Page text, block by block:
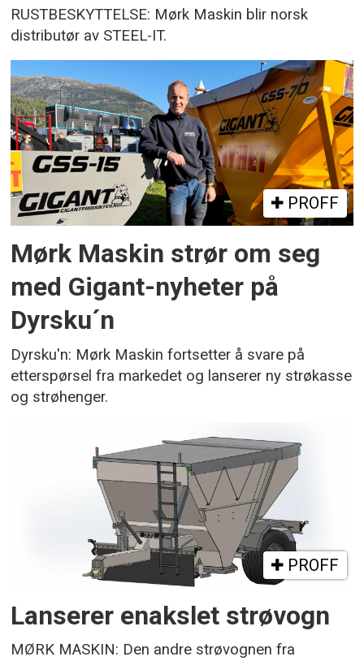
RUSTBESKYTTELSE: Mørk Maskin blir norsk
distributør av STEEL-IT.
PROFF
Mørk Maskin strør om seg
med Gigant-nyheter på
Dyrsku´n
Dyrsku'n: Mørk Maskin fortsetter å svare på
etterspørsel fra markedet og lanserer ny strøkasse
og strøhenger.
PROFF
Lanserer enakslet strøvogn
MØRK MASKIN: Den andre strøvognen fra